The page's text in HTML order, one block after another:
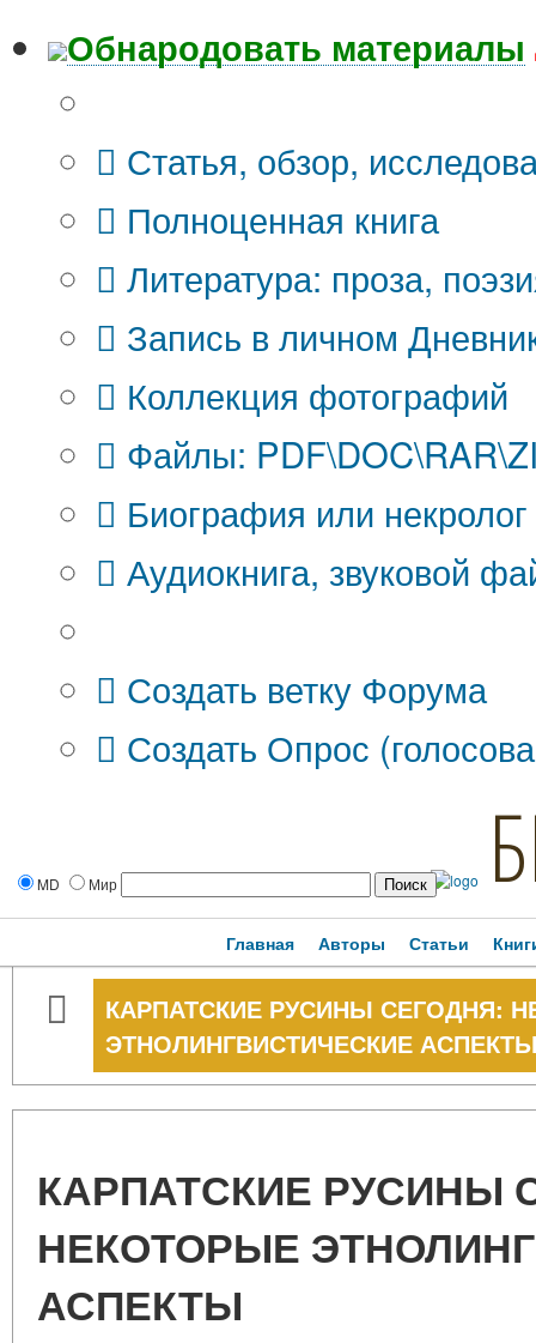
Обнародовать материалы
Статья, обзор,
Полноценная книга
Литература: проза,
Запись в личном
Коллекция фотографий
Файлы:
Биография или некролог
Аудиокнига, звуковой
Создать ветку Форума
Создать Опрос
MD Мир
Главная Авторы Статьи
КАРПАТСКИЕ РУСИНЫ СЕГОДНЯ:
ЭТНОЛИНГВИСТИЧЕСКИЕ
КАРПАТСКИЕ РУСИНЫ
НЕКОТОРЫЕ
АСПЕКТЫ